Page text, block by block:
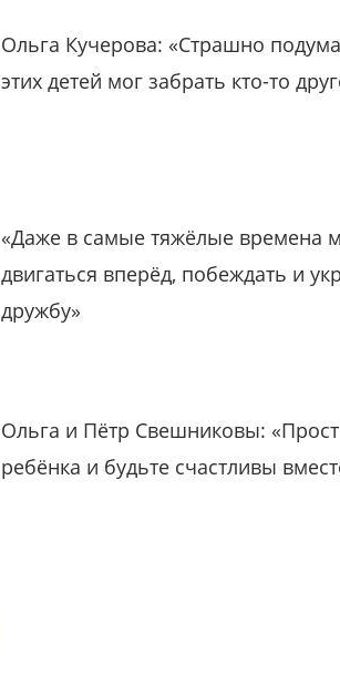
Ольга Кучерова: «Страшно
этих детей мог забрать кто-то
«Даже в самые тяжёлые времена
двигаться вперёд, побеждать и
дружбу»
Ольга и Пётр Свешниковы:
ребёнка и будьте счастливы